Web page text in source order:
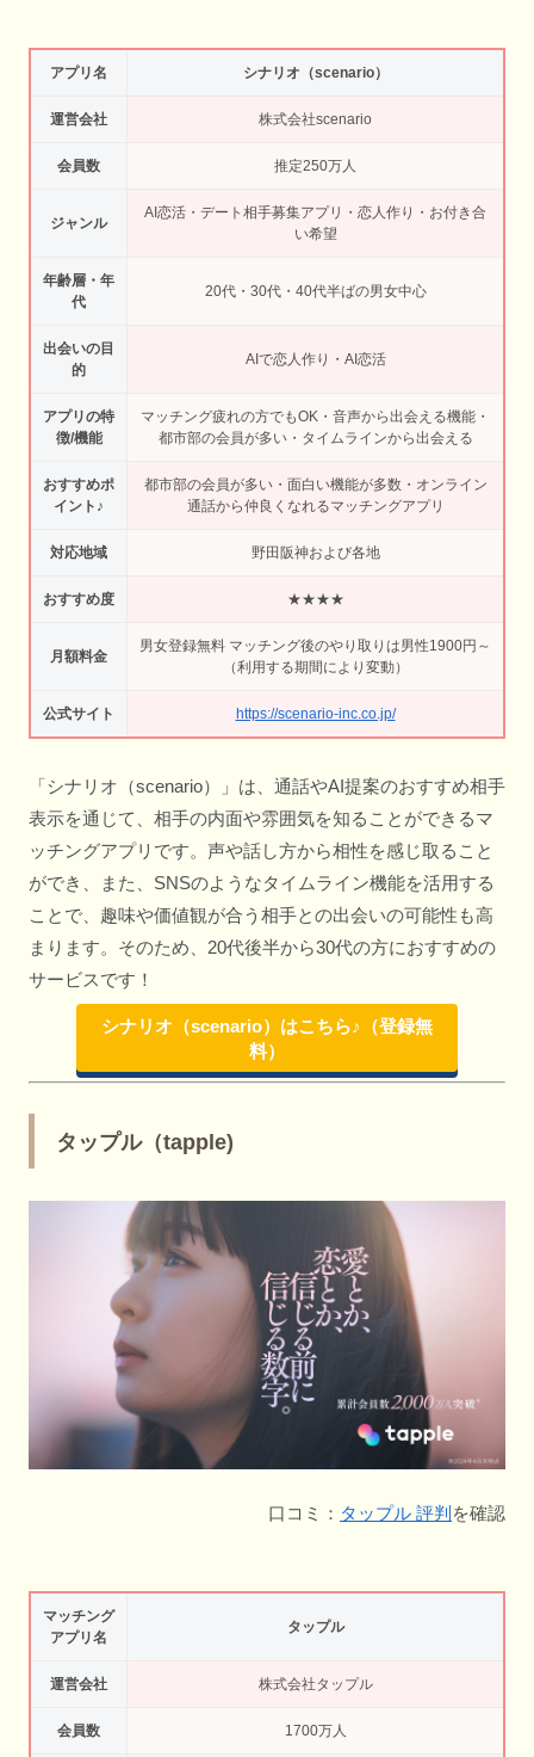
アプリ名 シナリオ（scenario）
運営会社 株式会社scenario
会員数 推定250万人
ジャンル
AI恋活・デート相手募集アプリ・恋人作り・お付き合
い希望
年齢層・年
代
20代・30代・40代半ばの男女中心
出会いの目
的
AIで恋人作り・AI恋活
アプリの特
徴/機能
マッチング疲れの方でもOK・音声から出会える機能・
都市部の会員が多い・タイムラインから出会える
おすすめポ
イント♪
都市部の会員が多い・面白い機能が多数・オンライン
通話から仲良くなれるマッチングアプリ
対応地域 野田阪神および各地
おすすめ度 ★★★★
月額料金
男女登録無料 マッチング後のやり取りは男性1900円～
（利用する期間により変動）
公式サイト https://scenario-inc.co.jp/
「シナリオ（scenario）」は、通話やAI提案のおすすめ相手
表示を通じて、相手の内面や雰囲気を知ることができるマ
ッチングアプリです。声や話し方から相性を感じ取ること
ができ、また、SNSのようなタイムライン機能を活用する
ことで、趣味や価値観が合う相手との出会いの可能性も高
まります。そのため、20代後半から30代の方におすすめの
サービスです！
シナリオ（scenario）はこちら♪（登録無
料）
タップル（tapple)
口コミ： タップル 評判 を確認
マッチング
アプリ名
タップル
運営会社 株式会社タップル
会員数 1700万人